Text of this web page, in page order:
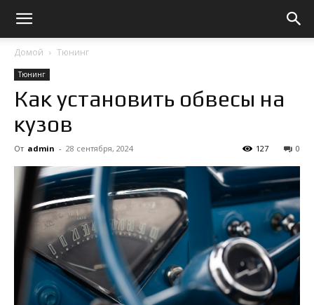
Домой Тюнинг
Тюнинг
Как установить обвесы на
кузов
От admin - 28 сентября, 2024 0
127